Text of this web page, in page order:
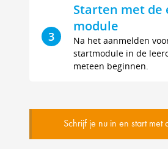
3
Starten met de
module
Na het aanmelden
startmodule in de
meteen beginnen.
Schrijf je nu in en start met